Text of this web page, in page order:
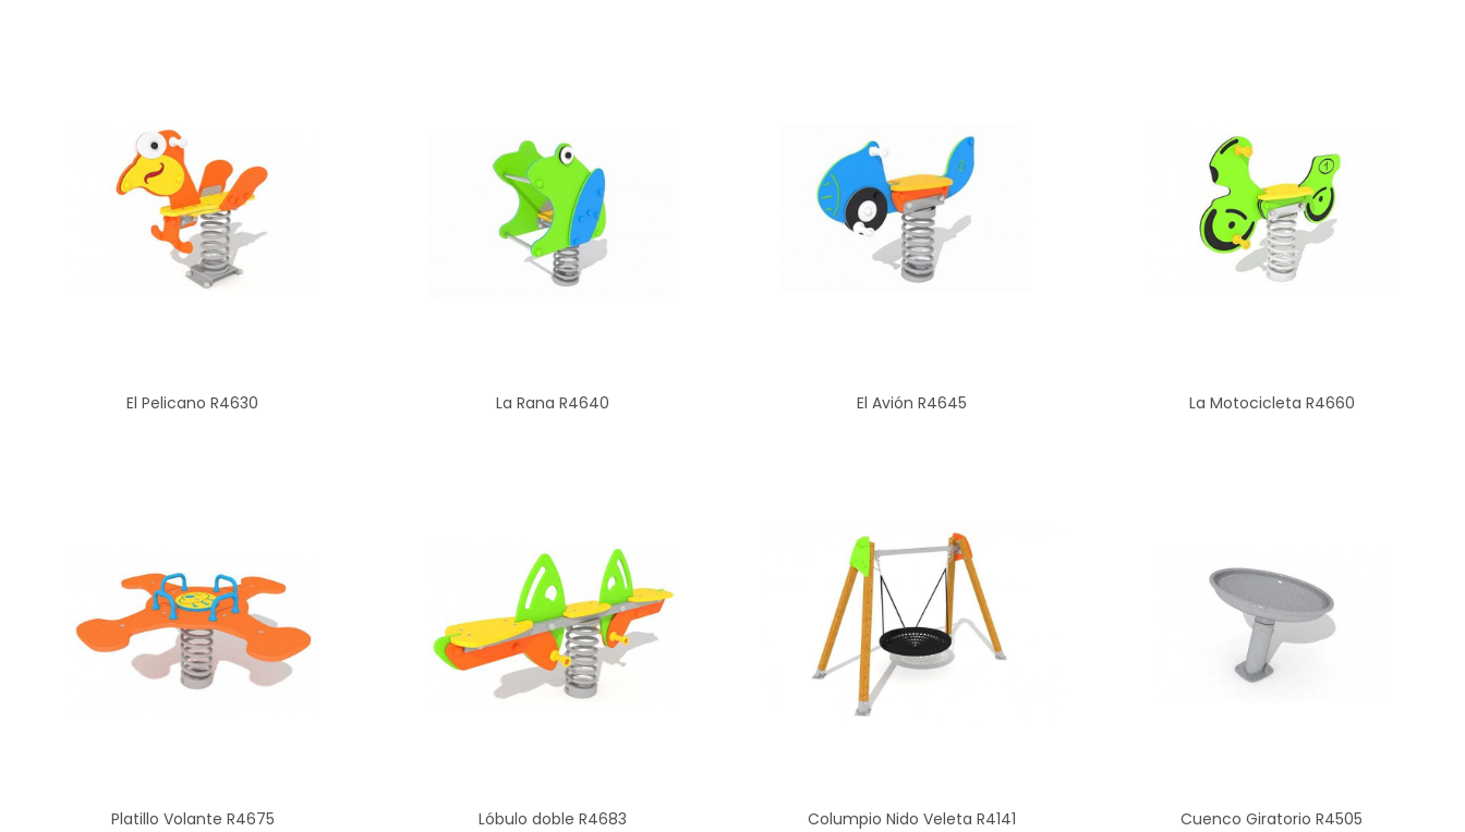
El Pelicano R4630 La Rana R4640 El Avión R4645 La Motocicleta R4660
Platillo Volante R4675 Lóbulo doble R4683 Columpio Nido Veleta R4141 Cuenco Giratorio R4505